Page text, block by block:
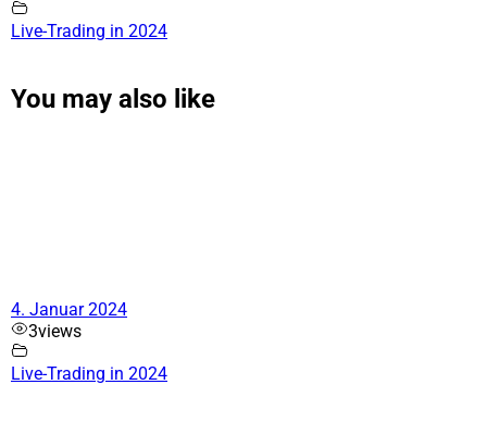
Live-Trading in 2024
You may also like
4. Januar 2024
3views
Live-Trading in 2024